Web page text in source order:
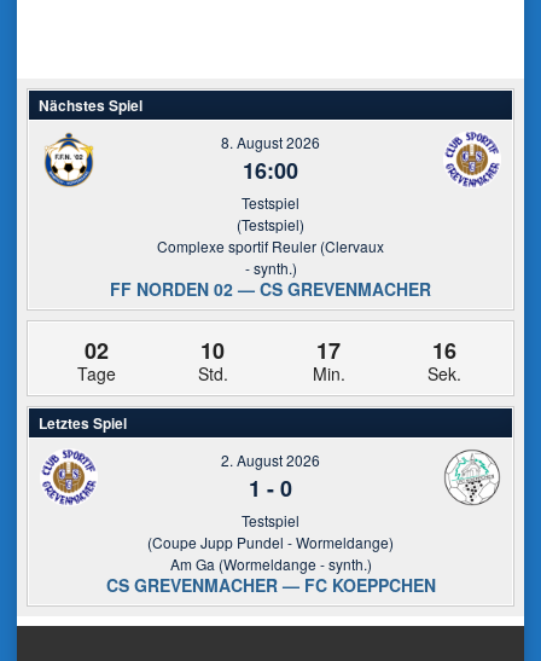
Nächstes Spiel
8. August 2026
16:00
Testspiel
(Testspiel)
Complexe sportif Reuler (Clervaux
- synth.)
FF NORDEN 02 — CS GREVENMACHER
02
Tage
10
Std.
17
Min.
15
Sek.
Letztes Spiel
2. August 2026
1 -0
Testspiel
(Coupe Jupp Pundel - Wormeldange)
Am Ga (Wormeldange - synth.)
CS GREVENMACHER — FC KOEPPCHEN